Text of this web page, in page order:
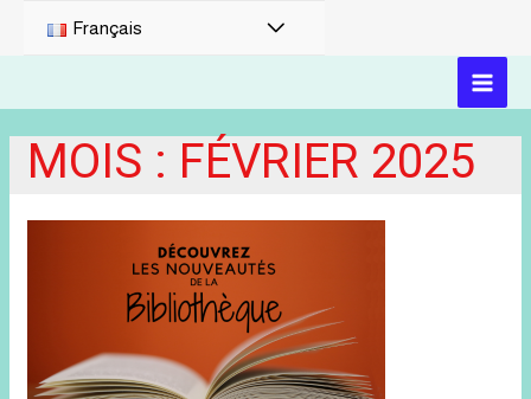
Français PERMUTATEUR
MENU
MOIS : FÉVRIER 2025